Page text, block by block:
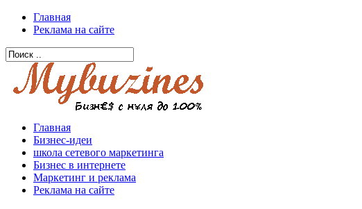
Главная
Реклама на сайте
Главная
Бизнес-идеи
школа сетевого маркетинга
Бизнес в интернете
Маркетинг и реклама
Реклама на сайте